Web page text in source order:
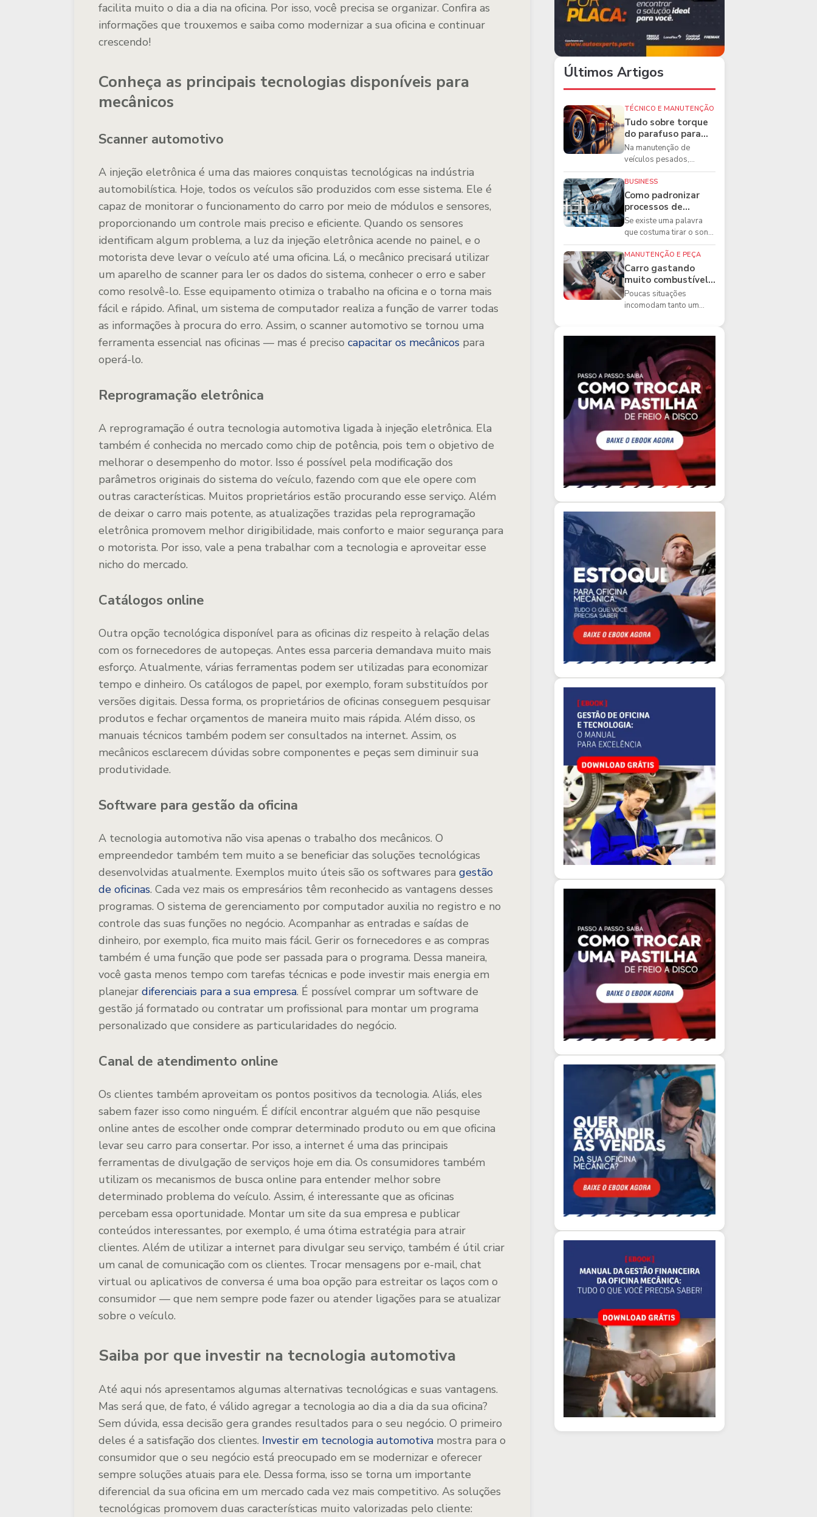
facilita muito o dia a dia na oficina. Por isso, você precisa se organizar. Confira as
informações que trouxemos e saiba como modernizar a sua oficina e continuar
crescendo!
Conheça as principais tecnologias disponíveis para
mecânicos
Scanner automotivo
A injeção eletrônica é uma das maiores conquistas tecnológicas na indústria
automobilística. Hoje, todos os veículos são produzidos com esse sistema. Ele é
capaz de monitorar o funcionamento do carro por meio de módulos e sensores,
proporcionando um controle mais preciso e eficiente. Quando os sensores
identificam algum problema, a luz da injeção eletrônica acende no painel, e o
motorista deve levar o veículo até uma oficina. Lá, o mecânico precisará utilizar
um aparelho de scanner para ler os dados do sistema, conhecer o erro e saber
como resolvê-lo. Esse equipamento otimiza o trabalho na oficina e o torna mais
fácil e rápido. Afinal, um sistema de computador realiza a função de varrer todas
as informações à procura do erro. Assim, o scanner automotivo se tornou uma
ferramenta essencial nas oficinas — mas é preciso capacitar os mecânicos para
operá-lo.
Reprogramação eletrônica
A reprogramação é outra tecnologia automotiva ligada à injeção eletrônica. Ela
também é conhecida no mercado como chip de potência, pois tem o objetivo de
melhorar o desempenho do motor. Isso é possível pela modificação dos
parâmetros originais do sistema do veículo, fazendo com que ele opere com
outras características. Muitos proprietários estão procurando esse serviço. Além
de deixar o carro mais potente, as atualizações trazidas pela reprogramação
eletrônica promovem melhor dirigibilidade, mais conforto e maior segurança para
o motorista. Por isso, vale a pena trabalhar com a tecnologia e aproveitar esse
nicho do mercado.
Catálogos online
Outra opção tecnológica disponível para as oficinas diz respeito à relação delas
com os fornecedores de autopeças. Antes essa parceria demandava muito mais
esforço. Atualmente, várias ferramentas podem ser utilizadas para economizar
tempo e dinheiro. Os catálogos de papel, por exemplo, foram substituídos por
versões digitais. Dessa forma, os proprietários de oficinas conseguem pesquisar
produtos e fechar orçamentos de maneira muito mais rápida. Além disso, os
manuais técnicos também podem ser consultados na internet. Assim, os
mecânicos esclarecem dúvidas sobre componentes e peças sem diminuir sua
produtividade.
Software para gestão da oficina
A tecnologia automotiva não visa apenas o trabalho dos mecânicos. O
empreendedor também tem muito a se beneficiar das soluções tecnológicas
desenvolvidas atualmente. Exemplos muito úteis são os softwares para gestão
de oficinas. Cada vez mais os empresários têm reconhecido as vantagens desses
programas. O sistema de gerenciamento por computador auxilia no registro e no
controle das suas funções no negócio. Acompanhar as entradas e saídas de
dinheiro, por exemplo, fica muito mais fácil. Gerir os fornecedores e as compras
também é uma função que pode ser passada para o programa. Dessa maneira,
você gasta menos tempo com tarefas técnicas e pode investir mais energia em
planejar diferenciais para a sua empresa. É possível comprar um software de
gestão já formatado ou contratar um profissional para montar um programa
personalizado que considere as particularidades do negócio.
Canal de atendimento online
Os clientes também aproveitam os pontos positivos da tecnologia. Aliás, eles
sabem fazer isso como ninguém. É difícil encontrar alguém que não pesquise
online antes de escolher onde comprar determinado produto ou em que oficina
levar seu carro para consertar. Por isso, a internet é uma das principais
ferramentas de divulgação de serviços hoje em dia. Os consumidores também
utilizam os mecanismos de busca online para entender melhor sobre
determinado problema do veículo. Assim, é interessante que as oficinas
percebam essa oportunidade. Montar um site da sua empresa e publicar
conteúdos interessantes, por exemplo, é uma ótima estratégia para atrair
clientes. Além de utilizar a internet para divulgar seu serviço, também é útil criar
um canal de comunicação com os clientes. Trocar mensagens por e-mail, chat
virtual ou aplicativos de conversa é uma boa opção para estreitar os laços com o
consumidor — que nem sempre pode fazer ou atender ligações para se atualizar
sobre o veículo.
Saiba por que investir na tecnologia automotiva
Até aqui nós apresentamos algumas alternativas tecnológicas e suas vantagens.
Mas será que, de fato, é válido agregar a tecnologia ao dia a dia da sua oficina?
Sem dúvida, essa decisão gera grandes resultados para o seu negócio. O primeiro
deles é a satisfação dos clientes. Investir em tecnologia automotiva mostra para o
consumidor que o seu negócio está preocupado em se modernizar e oferecer
sempre soluções atuais para ele. Dessa forma, isso se torna um importante
diferencial da sua oficina em um mercado cada vez mais competitivo. As soluções
tecnológicas promovem duas características muito valorizadas pelo cliente:
Últimos Artigos
TÉCNICO E MANUTENÇÃO
Tudo sobre torque
do parafuso para
caminhões e as
boas práticas que
todo mecânico
precisa conhecer
Na manutenção de
veículos pesados,
existem ferramentas que
fazem diferença direta na
segurança e na ...
BUSINESS
Como padronizar
processos de
manutenção de
frota na oficina
Se existe uma palavra
que costuma tirar o sono
dos gestores de
manutenção, ela é a
imprevisibilidade...
MANUTENÇÃO E PEÇA
Carro gastando
muito combustível:
5 motivos que
podem aumentar o
Poucas situações
incomodam tanto um
acabando mais r...